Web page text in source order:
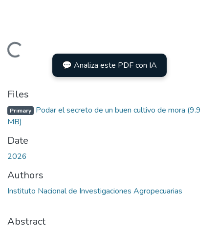
Loading... 💬 Analiza este PDF con IA
Files
Primary Podar el secreto de un buen cultivo de mora (9.9
MB)
Date
2026
Authors
Instituto Nacional de Investigaciones Agropecuarias
Abstract